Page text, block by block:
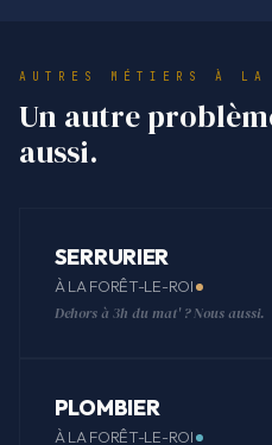
AUTRES MÉTIERS À
Un autre
aussi.
SERRURIER
À LA FORÊT-LE-ROI
Dehors à 3h du mat' ? Nous aussi.
PLOMBIER
À LA FORÊT-LE-ROI